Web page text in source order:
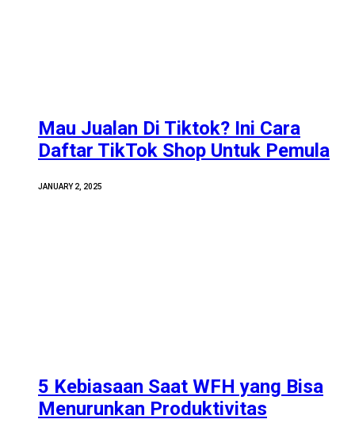
Mau Jualan Di Tiktok? Ini Cara
Daftar TikTok Shop Untuk Pemula
JANUARY 2, 2025
5 Kebiasaan Saat WFH yang Bisa
Menurunkan Produktivitas